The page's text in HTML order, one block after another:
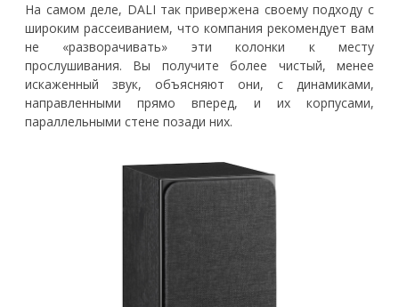
На самом деле, DALI так привержена своему подходу с
широким рассеиванием, что компания рекомендует вам
не «разворачивать» эти колонки к месту
прослушивания. Вы получите более чистый, менее
искаженный звук, объясняют они, с динамиками,
направленными прямо вперед, и их корпусами,
параллельными стене позади них.